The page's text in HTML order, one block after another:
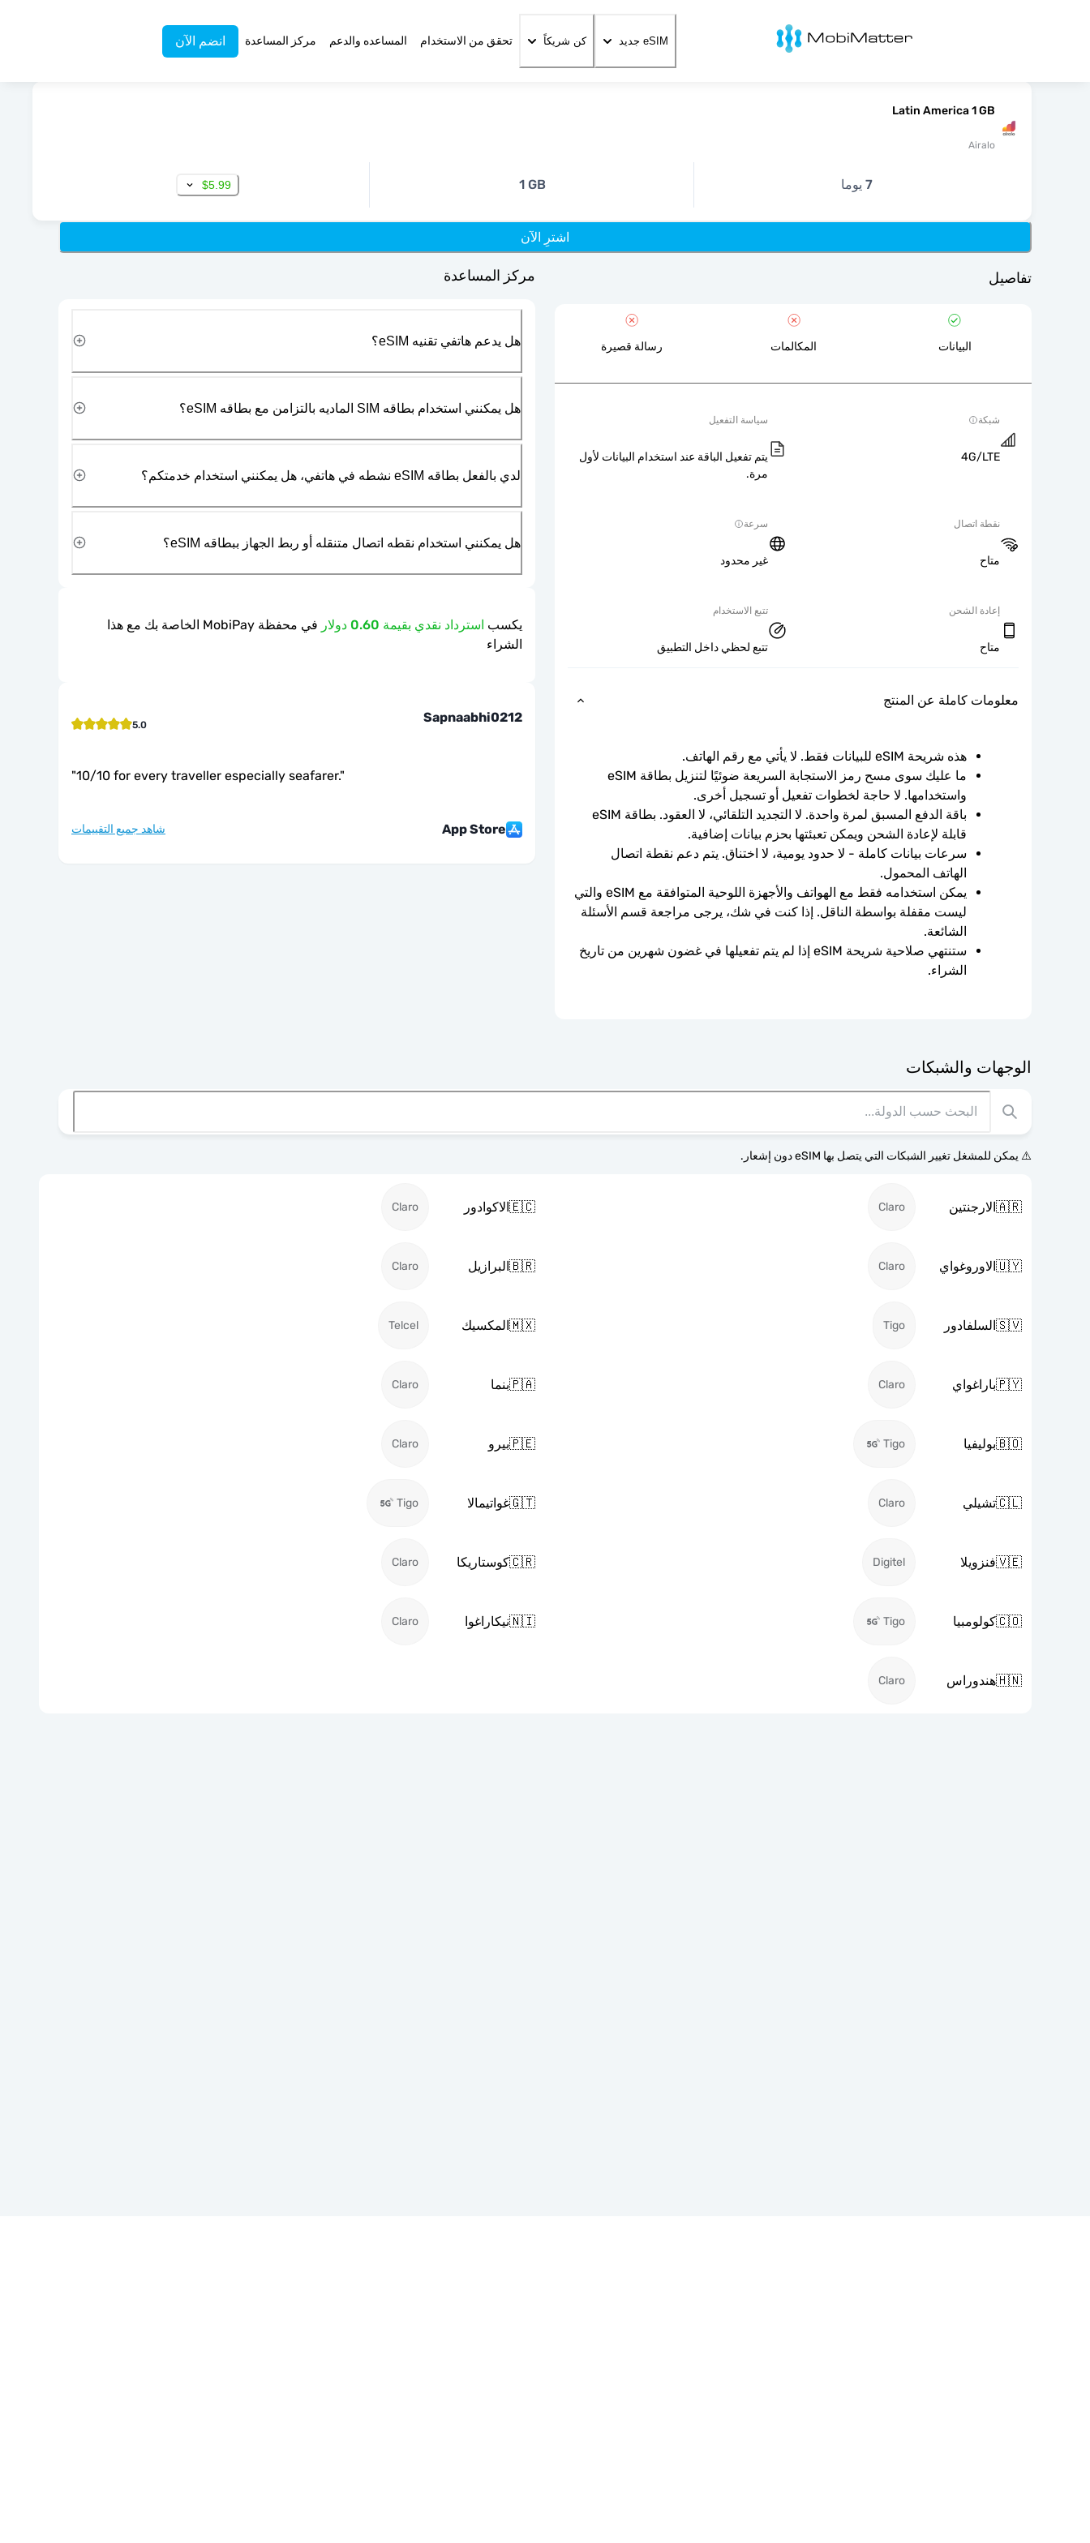
eSIM جديد كن شريكاً تحقق من الاستخدام المساعده والدعم مركز المساعدة انضم الآن
Latin America 1 GB
Airalo
7 يوما 1 GB
$5.99
اشترِ الآن
تفاصيل
البيانات المكالمات رسالة قصيرة
شبكة
4G/LTE
سياسة التفعيل
يتم تفعيل الباقة عند استخدام البيانات لأول
مرة.
نقطة اتصال
متاح
سرعة
غير محدود
إعادة الشحن
متاح
تتبع الاستخدام
تتبع لحظي داخل التطبيق
معلومات كاملة عن المنتج
هذه شريحة eSIM للبيانات فقط. لا يأتي مع رقم الهاتف.
واستخدامها. لا حاجة لخطوات تفعيل أو تسجيل أخرى.
قابلة لإعادة الشحن ويمكن تعبئتها بحزم بيانات إضافية.
الهاتف المحمول.
الشائعة.
الشراء.
الوجهات والشبكات
⚠️ يمكن للمشغل تغيير الشبكات التي يتصل بها eSIM دون إشعار.
🇦🇷الارجنتين Claro
🇪🇨الاكوادور Claro
🇺🇾الاوروغواي Claro
🇧🇷البرازيل Claro
🇸🇻السلفادور Tigo
🇲🇽المكسيك Telcel
🇵🇾باراغواي Claro
🇵🇦بنما Claro
🇧🇴بوليفيا Tigo
🇵🇪بيرو Claro
🇨🇱تشيلي Claro
🇬🇹غواتيمالا Tigo
🇻🇪فنزويلا Digitel
🇨🇷كوستاريكا Claro
🇨🇴كولومبيا Tigo
🇳🇮نيكاراغوا Claro
🇭🇳هندوراس Claro
مركز المساعدة
هل يدعم هاتفي تقنيه eSIM؟
هل يمكنني استخدام بطاقه SIM الماديه بالتزامن مع بطاقه eSIM؟
لدي بالفعل بطاقه eSIM نشطه في هاتفي، هل يمكنني استخدام خدمتكم؟
هل يمكنني استخدام نقطه اتصال متنقله أو ربط الجهاز ببطاقه eSIM؟
يكسب استرداد نقدي بقيمة 0.60 دولار
في محفظة MobiPay الخاصة بك مع هذا
الشراء
Sapnaabhi0212
5.0
"10/10 for every traveller especially seafarer."
App Store شاهد جميع التقييمات